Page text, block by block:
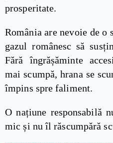
prosperitate.
România are nevoie de o
gazul românesc să
Fără îngrășăminte
mai scumpă, hrana se
împins spre faliment.
O națiune responsabilă
mic și nu îl răscumpără